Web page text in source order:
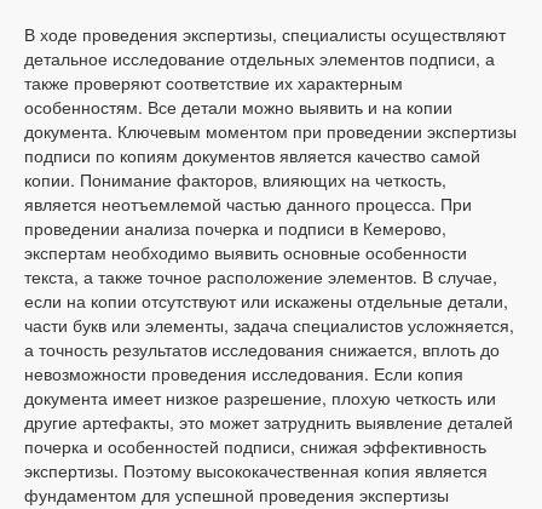
В ходе проведения экспертизы, специалисты осуществляют
детальное исследование отдельных элементов подписи, а
также проверяют соответствие их характерным
особенностям. Все детали можно выявить и на копии
документа. Ключевым моментом при проведении экспертизы
подписи по копиям документов является качество самой
копии. Понимание факторов, влияющих на четкость,
является неотъемлемой частью данного процесса. При
проведении анализа почерка и подписи в Кемерово,
экспертам необходимо выявить основные особенности
текста, а также точное расположение элементов. В случае,
если на копии отсутствуют или искажены отдельные детали,
части букв или элементы, задача специалистов усложняется,
а точность результатов исследования снижается, вплоть до
невозможности проведения исследования. Если копия
документа имеет низкое разрешение, плохую четкость или
другие артефакты, это может затруднить выявление деталей
почерка и особенностей подписи, снижая эффективность
экспертизы. Поэтому высококачественная копия является
фундаментом для успешной проведения экспертизы